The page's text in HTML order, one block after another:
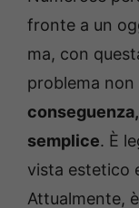
fronte a un
ma, con
problema non
semplice. È
vista estetico
Attualmente,